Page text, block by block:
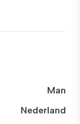
Man
Nederland